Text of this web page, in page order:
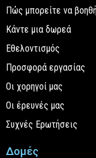
Πώς μπορείτε να
Κάντε μια δωρεά
Εθελοντισμός
Προσφορά εργασίας
Οι χορηγοί μας
Οι έρευνές μας
Συχνές Ερωτήσεις
Δομές